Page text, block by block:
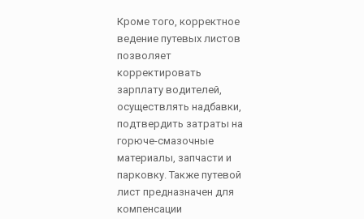
Кроме того, корректное
ведение путевых листов
позволяет
корректировать
зарплату водителей,
осуществлять надбавки,
подтвердить затраты на
горюче-смазочные
материалы, запчасти и
парковку. Также путевой
лист предназначен для
компенсации